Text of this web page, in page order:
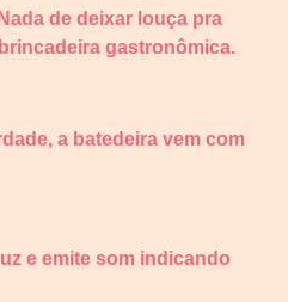
de deixar louça pra
gastronômica.
a batedeira vem com
e emite som indicando